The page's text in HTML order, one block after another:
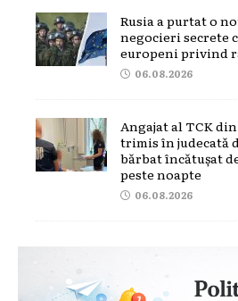
Rusia a purtat o
negocieri secrete
europeni privind
06.08.2026
Angajat al TCK
trimis în judecată
bărbat încătușat
peste noapte
06.08.2026